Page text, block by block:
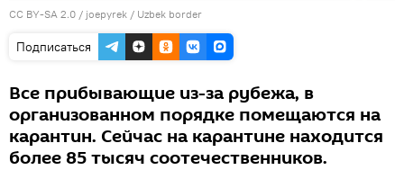
CC BY-SA 2.0 / joepyrek / Uzbek border
Подписаться
Все прибывающие из-за рубежа, в
организованном порядке помещаются на
карантин. Сейчас на карантине находится
более 85 тысяч соотечественников.